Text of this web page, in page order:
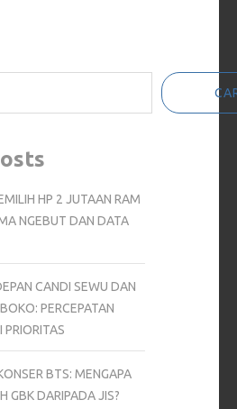
HP 2 JUTAAN RAM
NGEBUT DAN DATA
CANDI SEWU DAN
PERCEPATAN
PRIORITAS
BTS: MENGAPA
GBK DARIPADA JIS?